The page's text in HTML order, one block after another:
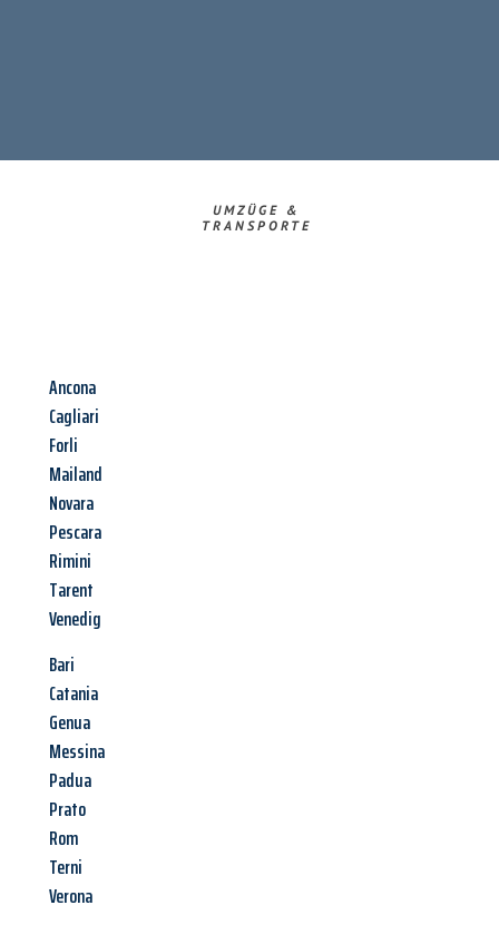
UMZÜGE &
TRANSPORTE
Ancona
Cagliari
Forli
Mailand
Novara
Pescara
Rimini
Tarent
Venedig
Bari
Catania
Genua
Messina
Padua
Prato
Rom
Terni
Verona